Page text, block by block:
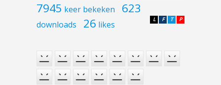
7945 keer bekeken 623
downloads 26 likes P
T
F
L